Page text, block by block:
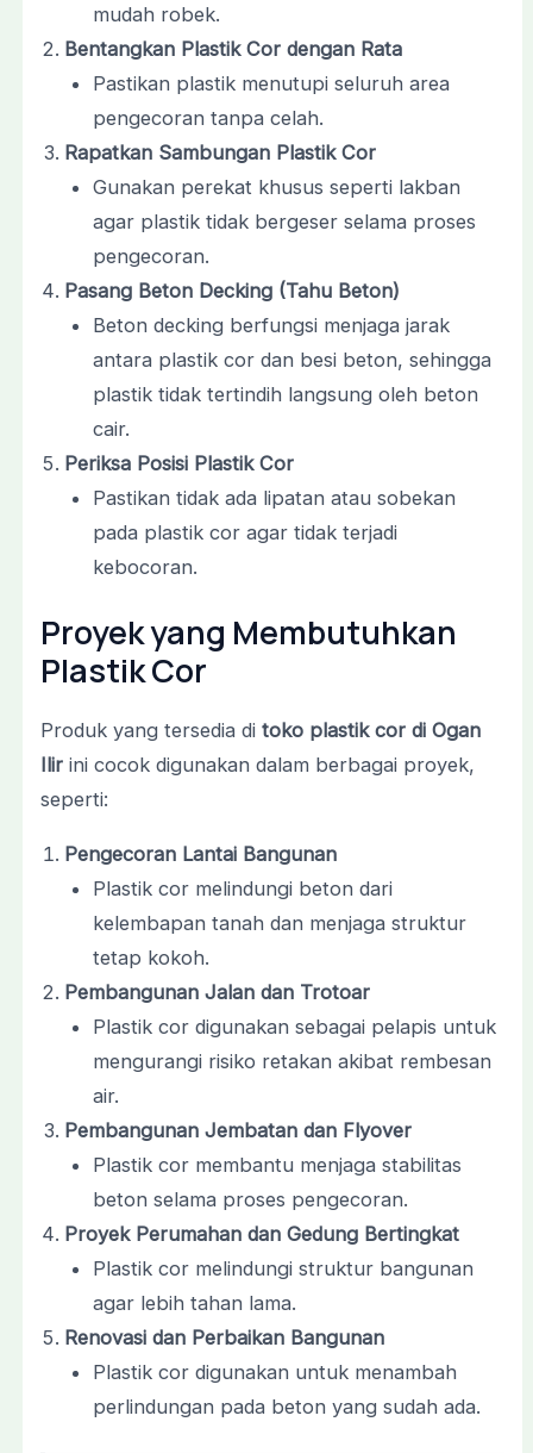
mudah robek.
Bentangkan Plastik Cor dengan Rata
Pastikan plastik menutupi seluruh area
pengecoran tanpa celah.
Rapatkan Sambungan Plastik Cor
Gunakan perekat khusus seperti lakban
agar plastik tidak bergeser selama proses
pengecoran.
Pasang Beton Decking (Tahu Beton)
Beton decking berfungsi menjaga jarak
antara plastik cor dan besi beton, sehingga
plastik tidak tertindih langsung oleh beton
cair.
Periksa Posisi Plastik Cor
Pastikan tidak ada lipatan atau sobekan
pada plastik cor agar tidak terjadi
kebocoran.
Proyek yang Membutuhkan
Plastik Cor
Produk yang tersedia di toko plastik cor di Ogan
Ilirini cocok digunakan dalam berbagai proyek,
seperti:
Pengecoran Lantai Bangunan
Plastik cor melindungi beton dari
kelembapan tanah dan menjaga struktur
tetap kokoh.
Pembangunan Jalan dan Trotoar
Plastik cor digunakan sebagai pelapis untuk
mengurangi risiko retakan akibat rembesan
air.
Pembangunan Jembatan dan Flyover
Plastik cor membantu menjaga stabilitas
beton selama proses pengecoran.
Proyek Perumahan dan Gedung Bertingkat
Plastik cor melindungi struktur bangunan
agar lebih tahan lama.
Renovasi dan Perbaikan Bangunan
Plastik cor digunakan untuk menambah
perlindungan pada beton yang sudah ada.